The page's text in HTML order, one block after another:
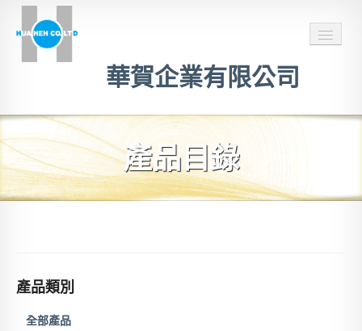
華賀企業有限公司
主頁
服務項目
推薦連結
產品目錄
產品類別
全部產品